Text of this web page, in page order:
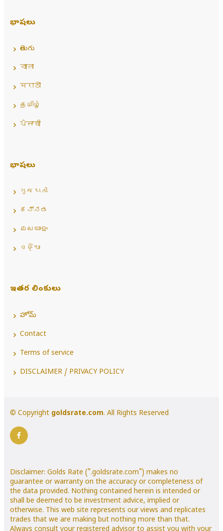
భాషలు
తెలుగు
বাংলা
मराठी
தமிழ்
ਪੰਜਾਬੀ
భాషలు
ગુજરાતી
ಕನ್ನಡ
മലയാളം
ଓଡ଼ିଆ
ఇతర లింకులు
హోమ్
Contact
Terms of service
DISCLAIMER / PRIVACY POLICY
© Copyright goldsrate.com. All Rights Reserved
Disclaimer: Golds Rate (".goldsrate.com") makes no
guarantee or warranty on the accuracy or completeness of
the data provided. Nothing contained herein is intended or
shall be deemed to be investment advice, implied or
otherwise. This web site represents our views and replicates
trades that we are making but nothing more than that.